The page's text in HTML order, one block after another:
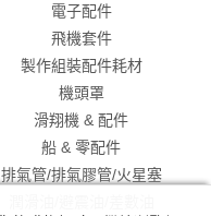
電子配件
飛機套件
製作組裝配件耗材
機頭罩
滑翔機 & 配件
船 & 零配件
排氣管/排氣膠管/火星塞